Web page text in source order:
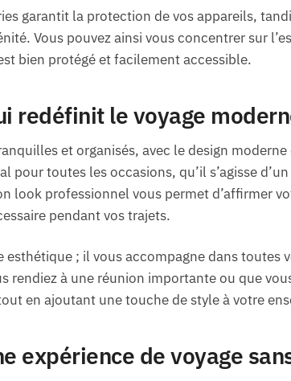
garantit la protection de vos appareils,
Vous pouvez ainsi vous concentrer sur
bien protégé et facilement accessible.
redéfinit le voyage
et organisés, avec le design moderne
pour toutes les occasions, qu’il s’agisse
look professionnel vous permet d’affirmer
pendant vos trajets.
esthétique ; il vous accompagne dans toutes
rendiez à une réunion importante ou que
en ajoutant une touche de style à votre
expérience de voyage